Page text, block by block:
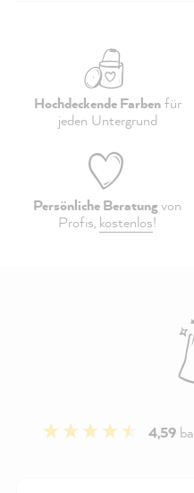
Hochdeckende Farbenfür
jeden Untergrund
Persönliche Beratungvon
Profis, kostenlos!
4,59